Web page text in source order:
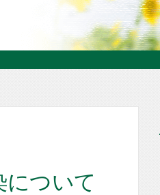
について